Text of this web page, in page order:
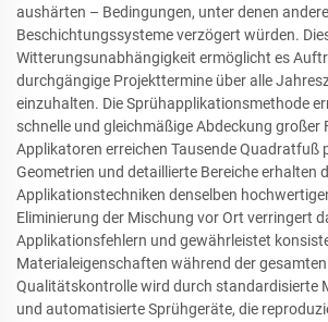
aushärten – Bedingungen, unter denen andere
Beschichtungssysteme verzögert würden.
Witterungsunabhängigkeit ermöglicht es
durchgängige Projekttermine über alle
einzuhalten. Die Sprühapplikationsmethode
schnelle und gleichmäßige Abdeckung großer
Applikatoren erreichen Tausende Quadratfuß
Geometrien und detaillierte Bereiche erhalten
Applikationstechniken denselben
Eliminierung der Mischung vor Ort verringert
Applikationsfehlern und gewährleistet
Materialeigenschaften während der
Qualitätskontrolle wird durch standardisierte
und automatisierte Sprühgeräte, die